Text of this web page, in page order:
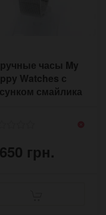
часы My
Watches с
смайлика
грн.